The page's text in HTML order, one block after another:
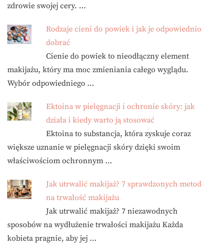
zdrowie swojej cery. …
Rodzaje cieni do powiek i jak je odpowiednio
dobrać
Cienie do powiek to nieodłączny element
makijażu, który ma moc zmieniania całego wyglądu.
Wybór odpowiedniego …
Ektoina w pielęgnacji i ochronie skóry: jak
działa i kiedy warto ją stosować
Ektoina to substancja, która zyskuje coraz
większe uznanie w pielęgnacji skóry dzięki swoim
właściwościom ochronnym …
Jak utrwalić makijaż? 7 sprawdzonych metod
na trwałość makijażu
Jak utrwalić makijaż? 7 niezawodnych
sposobów na wydłużenie trwałości makijażu Każda
kobieta pragnie, aby jej …